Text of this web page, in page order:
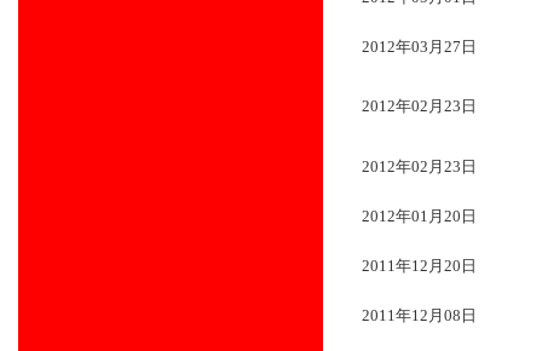
2012年03月27日
2012年02月23日
2012年02月23日
2012年01月20日
2011年12月20日
2011年12月08日